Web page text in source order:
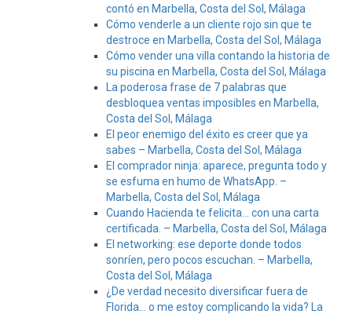
contó en Marbella, Costa del Sol, Málaga
Cómo venderle a un cliente rojo sin que te
destroce en Marbella, Costa del Sol, Málaga
Cómo vender una villa contando la historia de
su piscina en Marbella, Costa del Sol, Málaga
La poderosa frase de 7 palabras que
desbloquea ventas imposibles en Marbella,
Costa del Sol, Málaga
El peor enemigo del éxito es creer que ya
sabes – Marbella, Costa del Sol, Málaga
El comprador ninja: aparece, pregunta todo y
se esfuma en humo de WhatsApp. –
Marbella, Costa del Sol, Málaga
Cuando Hacienda te felicita… con una carta
certificada. – Marbella, Costa del Sol, Málaga
El networking: ese deporte donde todos
sonríen, pero pocos escuchan. – Marbella,
Costa del Sol, Málaga
¿De verdad necesito diversificar fuera de
Florida… o me estoy complicando la vida? La